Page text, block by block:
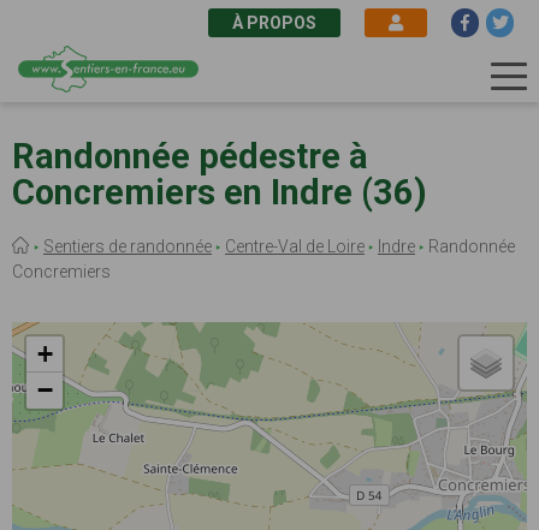
au
contenu
principal
À PROPOS
Randonnée pédestre à
Concremiers en Indre (36)
Fil
d'Ariane
Sentiers de randonnée Centre-Val de Loire Indre
Randonnée
Concremiers
+
−